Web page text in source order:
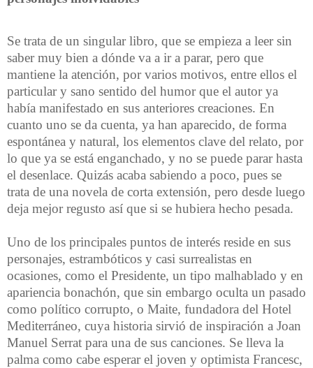
Se trata de un singular libro, que se empieza a leer sin
saber muy bien a dónde va a ir a parar, pero que
mantiene la atención, por varios motivos, entre ellos el
particular y sano sentido del humor que el autor ya
había manifestado en sus anteriores creaciones. En
cuanto uno se da cuenta, ya han aparecido, de forma
espontánea y natural, los elementos clave del relato, por
lo que ya se está enganchado, y no se puede parar hasta
el desenlace. Quizás acaba sabiendo a poco, pues se
trata de una novela de corta extensión, pero desde luego
deja mejor regusto así que si se hubiera hecho pesada.
Uno de los principales puntos de interés reside en sus
personajes, estrambóticos y casi surrealistas en
ocasiones, como el Presidente, un tipo malhablado y en
apariencia bonachón, que sin embargo oculta un pasado
como político corrupto, o Maite, fundadora del Hotel
Mediterráneo, cuya historia sirvió de inspiración a Joan
Manuel Serrat para una de sus canciones. Se lleva la
palma como cabe esperar el joven y optimista Francesc,